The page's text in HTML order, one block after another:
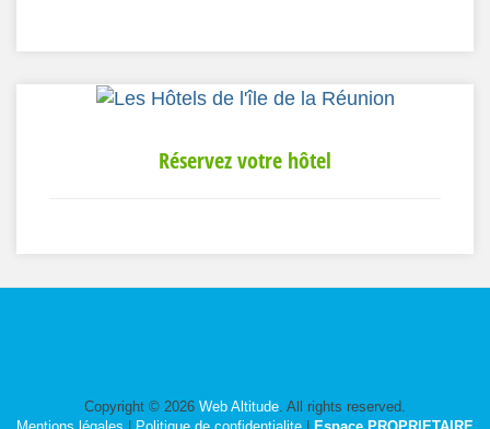
Réservez votre hôtel
Copyright © 2026 Web Altitude. All rights reserved.